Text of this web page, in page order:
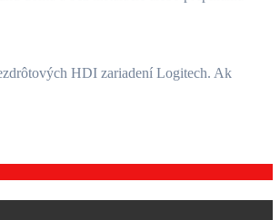
HDI zariadení Logitech. Ak